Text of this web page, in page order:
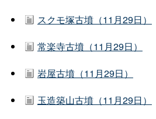
スクモ塚古墳（11月29日）
常楽寺古墳（11月29日）
岩屋古墳（11月29日）
玉造築山古墳（11月29日）